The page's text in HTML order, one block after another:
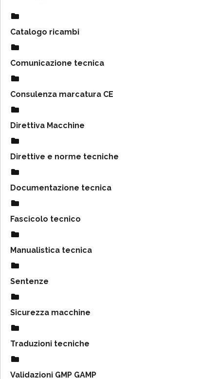
Catalogo ricambi
Comunicazione tecnica
Consulenza marcatura CE
Direttiva Macchine
Direttive e norme tecniche
Documentazione tecnica
Fascicolo tecnico
Manualistica tecnica
Sentenze
Sicurezza macchine
Traduzioni tecniche
Validazioni GMP GAMP